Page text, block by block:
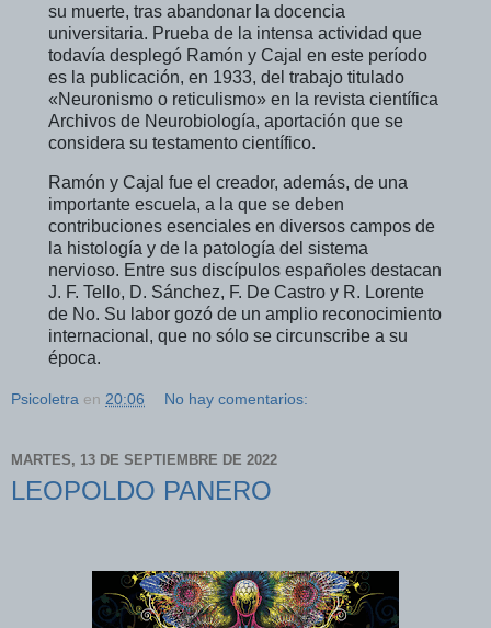
su muerte, tras abandonar la docencia
universitaria. Prueba de la intensa actividad que
todavía desplegó Ramón y Cajal en este período
es la publicación, en 1933, del trabajo titulado
«Neuronismo o reticulismo» en la revista científica
Archivos de Neurobiología, aportación que se
considera su testamento científico.
Ramón y Cajal fue el creador, además, de una
importante escuela, a la que se deben
contribuciones esenciales en diversos campos de
la histología y de la patología del sistema
nervioso. Entre sus discípulos españoles destacan
J. F. Tello, D. Sánchez, F. De Castro y R. Lorente
de No. Su labor gozó de un amplio reconocimiento
internacional, que no sólo se circunscribe a su
época.
Psicoletra en 20:06 No hay comentarios:
MARTES, 13 DE SEPTIEMBRE DE 2022
LEOPOLDO PANERO